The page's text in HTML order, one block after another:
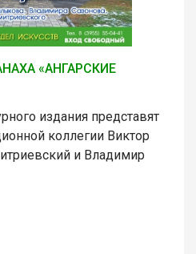
«АНГАРСКИЕ
издания представят
коллегии Виктор
и Владимир